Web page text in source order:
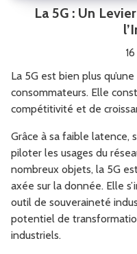
La 5G : Un
La 5G est bien plus
consommateurs. Elle
compétitivité et de
Grâce à sa faible latence,
piloter les usages du
nombreux objets, la 5G
axée sur la donnée. Elle
outil de souveraineté
potentiel de
industriels.